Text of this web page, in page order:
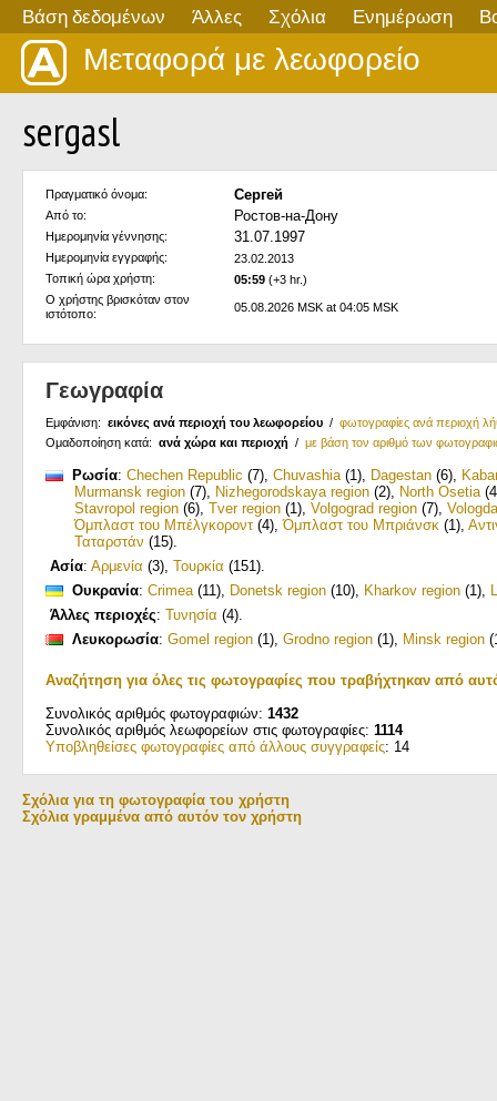
Βάση δεδομένων Άλλες Σχόλια Ενημέρωση
Μεταφορά με λεωφορείο
sergasl
Πραγματικό όνομα: Сергей
Από το: Ростов-на-Дону
Ημερομηνία γέννησης: 31.07.1997
Ημερομηνία εγγραφής:
23.02.2013
Τοπική ώρα χρήστη:
05:59 (+3 hr.)
Ο χρήστης βρισκόταν στον
ιστότοπο:
05.08.2026 MSK at 04:05 MSK
Γεωγραφία
Εμφάνιση: εικόνες ανά περιοχή του λεωφορείου / φωτογραφίες ανά περιοχή
Ομαδοποίηση κατά: ανά χώρα και περιοχή / με βάση τον αριθμό των
Ρωσία: Chechen Republic (7), Chuvashia(1), Dagestan (6),
Murmansk region (7), Nizhegorodskaya region (2), North Osetia
Stavropol region (6), Tver region (1), Volgograd region (7),
Όμπλαστ του Μπέλγκοροντ (4),Όμπλαστ του Μπριάνσκ (1),
Ταταρστάν (15).
Ασία: Αρμενία (3), Τουρκία (151).
Ουκρανία: Crimea(11), Donetsk region (10), Kharkov region (1),
Άλλες περιοχές: Τυνησία (4).
Λευκορωσία: Gomel region (1), Grodno region (1), Minsk region
Αναζήτηση για όλες τις φωτογραφίες που τραβήχτηκαν από
Συνολικός αριθμός φωτογραφιών: 1432
Συνολικός αριθμός λεωφορείων στις φωτογραφίες: 1114
Υποβληθείσες φωτογραφίες από άλλους συγγραφείς: 14
Σχόλια για τη φωτογραφία του χρήστη
Σχόλια γραμμένα από αυτόν τον χρήστη